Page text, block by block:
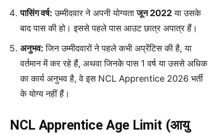
पासिंग वर्ष: उम्मीदवार ने अपनी योग्यताजून 2022या उसके
बाद पास की हो। इससे पहले पास आउट छात्र अपात्र हैं।
अनुभव: जिन उम्मीदवारों ने पहले कभी अप्रेंटिस की है, या
वर्तमान में कर रहे हैं, अथवा जिनके पास 1 वर्ष या उससे अधिक
का कार्य अनुभव है, वे इस NCL Apprentice 2026 भर्ती
के योग्य नहीं हैं।
NCL Apprentice Age Limit (आयु